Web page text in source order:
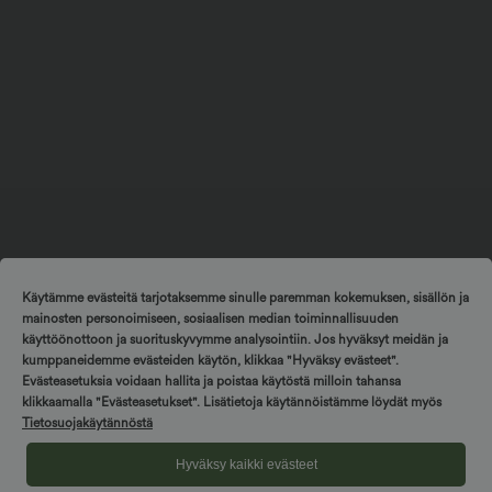
Käytämme evästeitä tarjotaksemme sinulle paremman kokemuksen, sisällön ja
mainosten personoimiseen, sosiaalisen median toiminnallisuuden
käyttöönottoon ja suorituskyvymme analysointiin. Jos hyväksyt meidän ja
kumppaneidemme evästeiden käytön, klikkaa "Hyväksy evästeet".
Evästeasetuksia voidaan hallita ja poistaa käytöstä milloin tahansa
klikkaamalla "Evästeasetukset". Lisätietoja käytännöistämme löydät myös
Tietosuojakäytännöstä
Hyväksy kaikki evästeet